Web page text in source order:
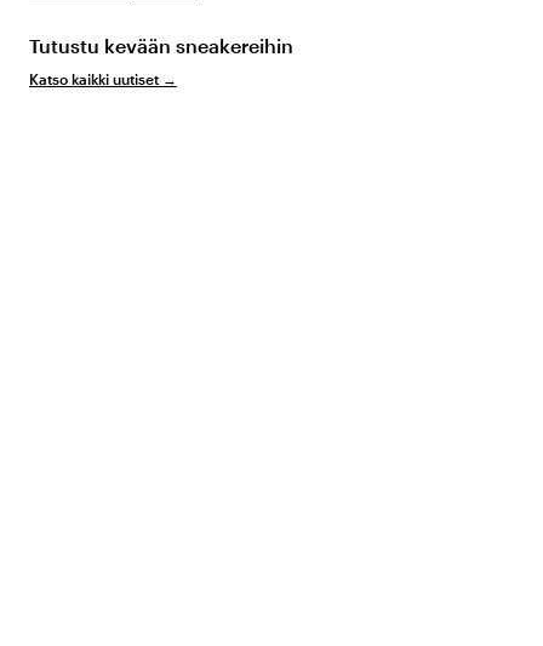
Tutustu kevään sneakereihin
Katso kaikki uutiset →